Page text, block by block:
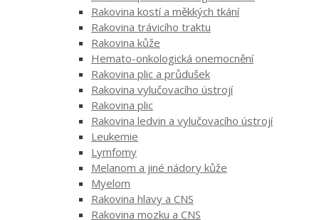
Rakovina kostí a měkkých tkání
Rakovina trávicího traktu
Rakovina kůže
Hemato-onkologická onemocnění
Rakovina plic a průdušek
Rakovina vylučovacího ústrojí
Rakovina plic
Rakovina ledvin a vylučovacího ústrojí
Leukemie
Lymfomy
Melanom a jiné nádory kůže
Myelom
Rakovina hlavy a CNS
Rakovina mozku a CNS